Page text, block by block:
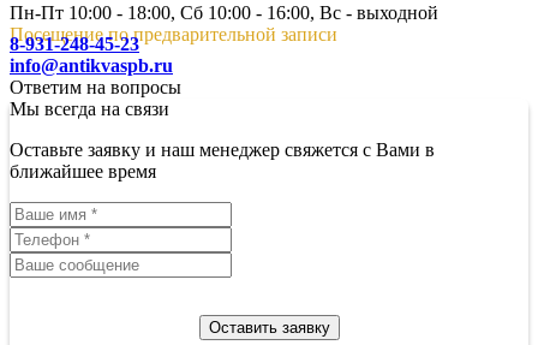
Пн-Пт 10:00 - 18:00, Сб 10:00 - 16:00, Вс - выходной
Посещение по предварительной записи
8-931-248-45-23
info@antikvaspb.ru
Ответим на вопросы
Мы всегда на связи
Оставьте заявку и наш менеджер свяжется с Вами в
ближайшее время
Оставить заявку